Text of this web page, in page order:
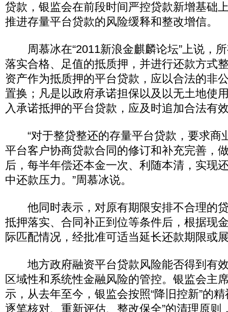
贷款，银监会在前段时间严控贷款新增基础
推进存量平台贷款的风险缓释和整改增信。
周慕冰在“2011新浪金麒麟论坛”上说，
落实合格、足值的抵质押，并进行还款方式
资产作为抵质押的平台贷款，应以合法的非
置换；凡是以政府承诺担保以及以无土地使
入承诺抵押的平台贷款，应及时追加合法有
“对于整贷整还的存量平台贷款，要求商
平台客户协商贷款合同的修订和补充完善，
后，每半年偿还本金一次、利随本清，实现
中还款压力。”周慕冰说。
他同时表示，对原有期限安排不合理的
抵押落实、合同补正到位等条件后，根据现
际匹配情况，经批准可适当延长还款期限或
地方政府融资平台贷款风险能否得到有
区域性和系统性金融风险的管控。银监会主
示，从去年至今，银监会按照“降旧控新”的
逐笔核对、重新评估、整改保全”的清理原则